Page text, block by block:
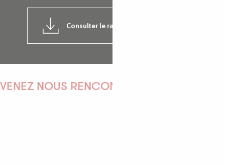
Consulter le rapport d'activité 2024
VENEZ NOUS RENCONTRER !